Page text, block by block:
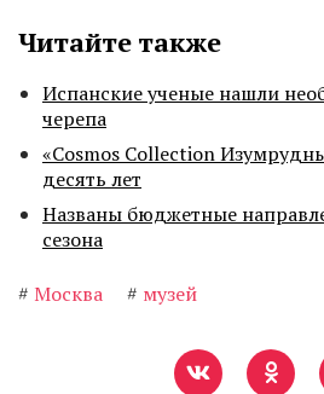
Читайте также
Испанские ученые нашли
черепа
«Cosmos Collection
десять лет
Названы бюджетные
сезона
# Москва # музей